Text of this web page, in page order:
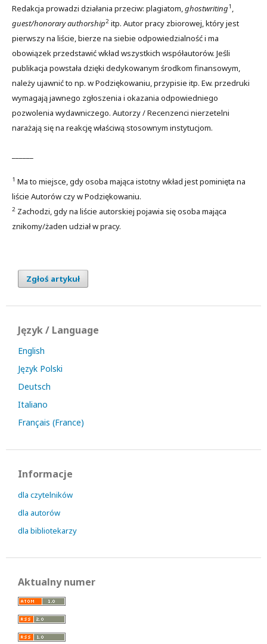
Redakcja prowadzi działania przeciw: plagiatom,ghostwriting1 ,
guest/honorary authorship2 itp. Autor pracy zbiorowej, który jest
pierwszy na liście, bierze na siebie odpowiedzialność i ma
obowiązek przedstawić wkład wszystkich współautorów. Jeśli
publikacja powstała dzięki dedykowanym środkom finansowym,
należy ujawnić to np. w Podziękowaniu, przypisie itp. Ew. przedruki
wymagają jawnego zgłoszenia i okazania odpowiedniego
pozwolenia wydawniczego. Autorzy / Recenzenci nierzetelni
narażają się na reakcję właściwą stosownym instytucjom.
1 Ma to miejsce, gdy osoba mająca istotny wkład jest pominięta na
liście Autorów czy w Podziękowaniu.
2 Zachodzi, gdy na liście autorskiej pojawia się osoba mająca
znikomy/żaden udział w pracy.
Zgłoś artykuł
Język / Language
English
Język Polski
Deutsch
Italiano
Français (France)
Informacje
dla czytelników
dla autorów
dla bibliotekarzy
Aktualny numer